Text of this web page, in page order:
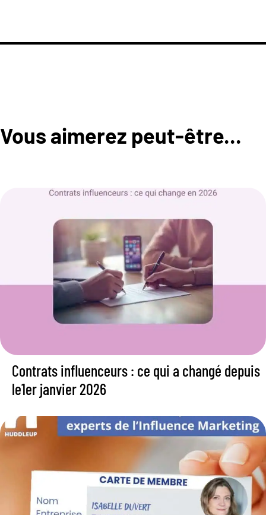
Vous aimerez peut-être...
Contrats influenceurs : ce qui a changé depuis
le1er janvier 2026